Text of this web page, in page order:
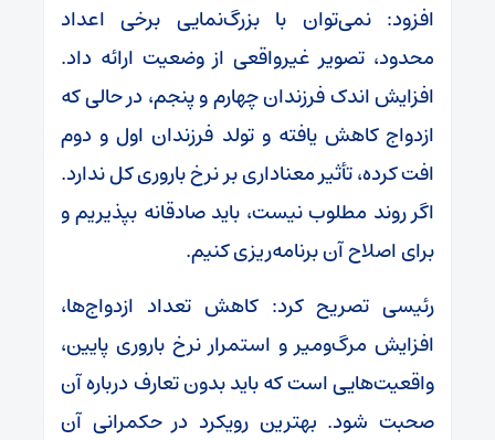
افزود: نمی‌توان با بزرگ‌نمایی برخی اعداد
محدود، تصویر غیرواقعی از وضعیت ارائه داد.
افزایش اندک فرزندان چهارم و پنجم، در حالی که
ازدواج کاهش یافته و تولد فرزندان اول و دوم
افت کرده، تأثیر معناداری بر نرخ باروری کل ندارد.
اگر روند مطلوب نیست، باید صادقانه بپذیریم و
برای اصلاح آن برنامه‌ریزی کنیم.
رئیسی تصریح کرد: کاهش تعداد ازدواج‌ها،
افزایش مرگ‌ومیر و استمرار نرخ باروری پایین،
واقعیت‌هایی است که باید بدون تعارف درباره آن
صحبت شود. بهترین رویکرد در حکمرانی آن